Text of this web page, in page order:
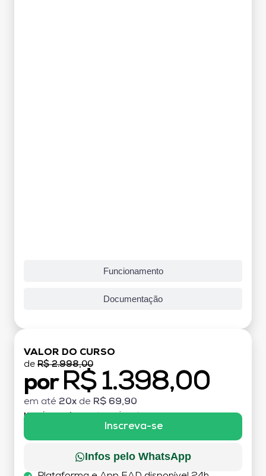
Funcionamento
Documentação
VALOR DO CURSO
de R$ 2.998,00
por R$ 1.398,00
em até 20x de R$ 69,90
MATRÍCULA:
Inscreva-se
Infos pelo WhatsApp